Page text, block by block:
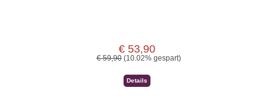
Verkaufspreis:
€ 53,90
Regulärer Preis:
€ 59,90 (10.02% gespart)
Details